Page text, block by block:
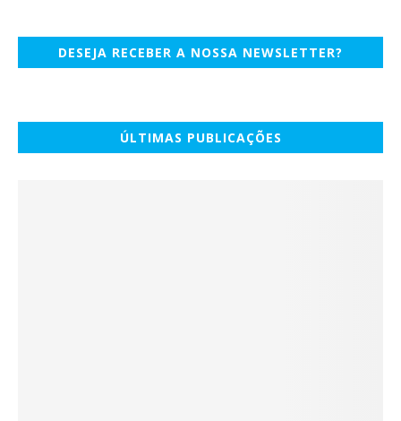
DESEJA RECEBER A NOSSA NEWSLETTER?
ÚLTIMAS PUBLICAÇÕES